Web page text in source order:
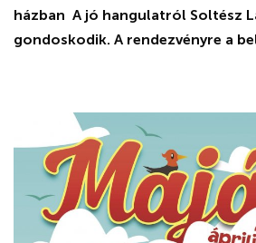
házban A jó hangulatról Soltész
gondoskodik. A rendezvényre a